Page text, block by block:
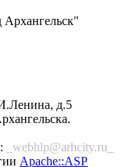
д.5
_webhlp@arhcity.ru_
Apache::ASP